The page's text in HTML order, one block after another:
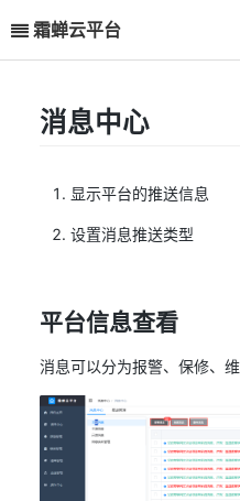
霜蝉云平台
消息中心
显示平台的推送信息
设置消息推送类型
平台信息查看
消息可以分为报警、保修、